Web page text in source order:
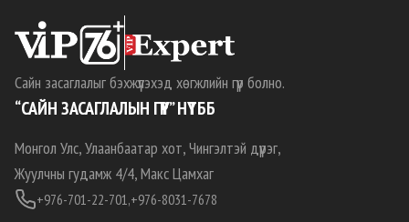
Сайн засаглалыг бэхжүүлэхэд хөгжлийн гүүр болно.
“САЙН ЗАСАГЛАЛЫН ГҮҮР” НҮТББ
Монгол Улс, Улаанбаатар хот, Чингэлтэй дүүрэг,
Жуулчны гудамж 4/4, Макс Цамхаг
+976-701-22-701,+976-8031-7678